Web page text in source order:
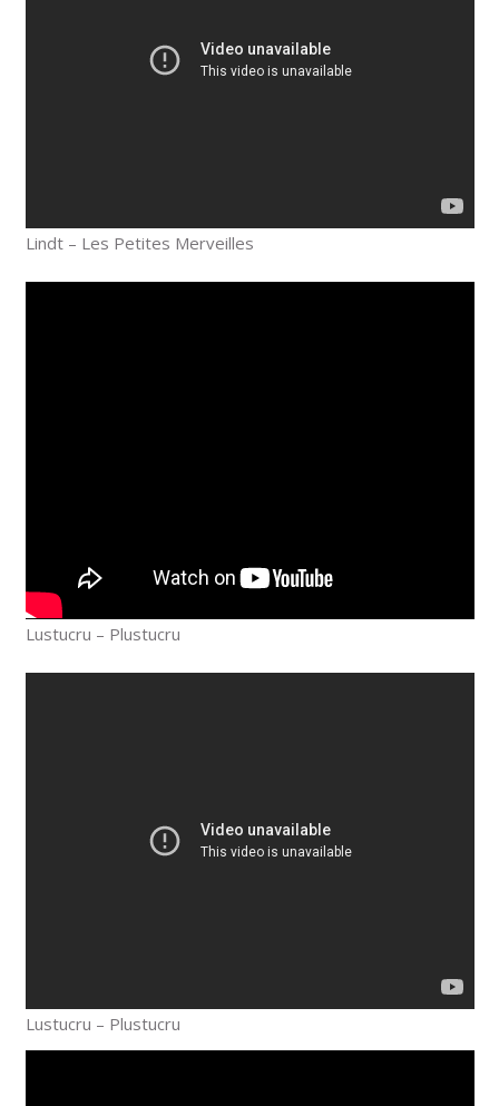
Lindt – Les Petites Merveilles
Lustucru – Plustucru
Lustucru – Plustucru